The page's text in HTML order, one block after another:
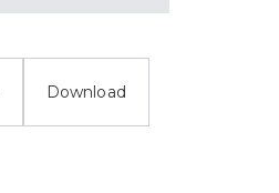
Download